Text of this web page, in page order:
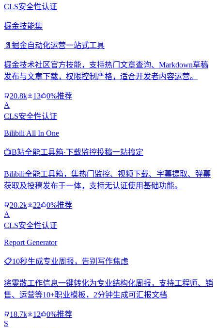
CLS安全性认证
掘金技能集
📄 掘金自动化运营一站式工具
掘金技术社区官方技能，支持热门文章查询、Markdown草稿
发布与文章下载，权限控制严格，适合开发者内容运营。
20.8k 13
0%推荐
A
CLS安全性认证
Bilibili All In One
📺B站全能工具箱·下载监控投稿一站搞定
Bilibili全能工具箱，集热门监控、视频下载、字幕提取、弹幕
获取及投稿发布于一体，支持无认证使用基础功能。
20.2k 22
0%推荐
A
CLS安全性认证
Report Generator
📋10秒生成专业周报，告别写作焦虑
将零散工作信息一键转化为专业结构化周报，支持工程师、销
售、运营等10+职业模板，2分钟生成可汇报文档
18.7k 12
0%推荐
S